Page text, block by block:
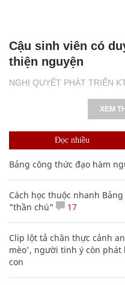
NGHỊ QUYẾT PHÁT TRIỂN
Cậu sinh viên có
thiện nguyện
XEM
Đọc nhiều
Bảng công thức đạo hàm
Cách học thuộc nhanh
"thần chú"
17
Clip lột tả chân thực cảnh
mèo', người tinh ý còn phát
con